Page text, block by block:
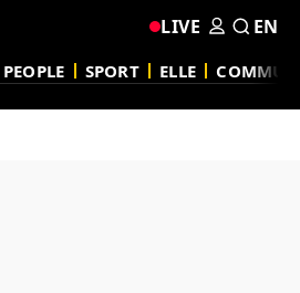
PEOPLE SPORT ELLE
LIVE EN